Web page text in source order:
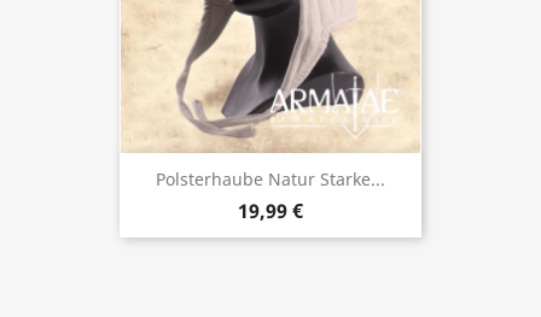
Polsterhaube Natur Starke...
19,99 €